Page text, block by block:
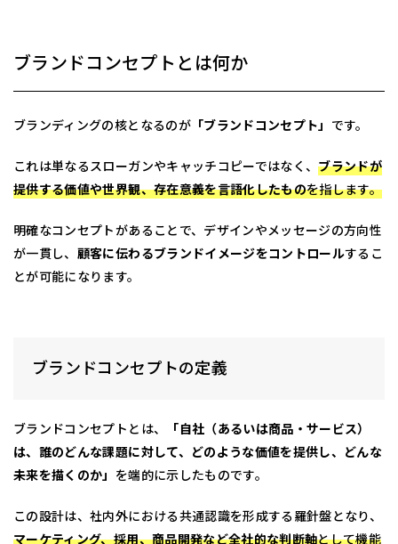
ブランドコンセプトとは何か
ブランディングの核となるのが「ブランドコンセプト」 です。
これは単なるスローガンやキャッチコピーではなく、ブランドが
提供する価値や世界観、存在意義を言語化したものを指します。
明確なコンセプトがあることで、デザインやメッセージの方向性
が一貫し、 顧客に伝わるブランドイメージをコントロールするこ
とが可能になります。
ブランドコンセプトの定義
ブランドコンセプトとは、
「自社（あるいは商品・サービス）
は、誰のどんな課題に対して、どのような価値を提供し、どんな
未来を描くのか」 を端的に示したものです。
この設計は、社内外における共通認識を形成する羅針盤となり、
マーケティング、採用、商品開発など全社的な判断軸として機能